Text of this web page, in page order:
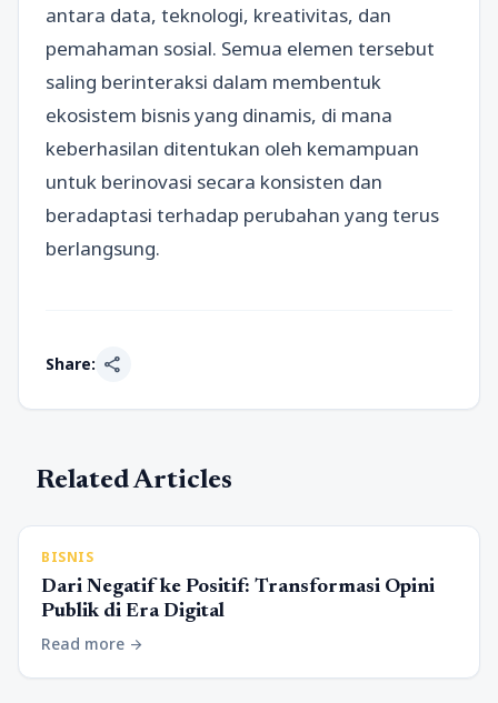
antara data, teknologi, kreativitas, dan
pemahaman sosial. Semua elemen tersebut
saling berinteraksi dalam membentuk
ekosistem bisnis yang dinamis, di mana
keberhasilan ditentukan oleh kemampuan
untuk berinovasi secara konsisten dan
beradaptasi terhadap perubahan yang terus
berlangsung.
Share: share
Related Articles
BISNIS
Dari Negatif ke Positif: Transformasi Opini
Publik di Era Digital
Read more arrow_forward